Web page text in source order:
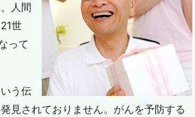
人間
世
って
う伝
見されておりません。がんを予防する